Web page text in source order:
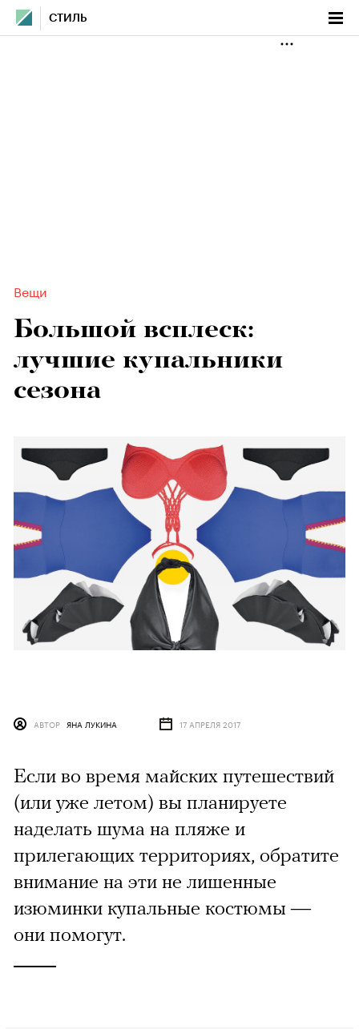
СТИЛЬ
Вещи
Большой всплеск:
лучшие купальники
сезона
АВТОР ЯНА ЛУКИНА 17 АПРЕЛЯ 2017
Если во время майских путешествий
(или уже летом) вы планируете
наделать шума на пляже и
прилегающих территориях, обратите
внимание на эти не лишенные
изюминки купальные костюмы —
они помогут.